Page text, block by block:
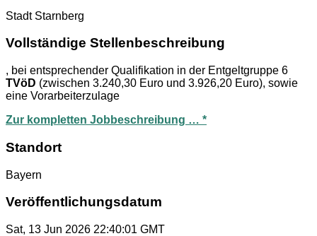
Stadt Starnberg
Vollständige Stellenbeschreibung
, bei entsprechender Qualifikation in der Entgeltgruppe 6
TVöD (zwischen 3.240,30 Euro und 3.926,20 Euro), sowie
eine Vorarbeiterzulage
Zur kompletten Jobbeschreibung … *
Standort
Bayern
Veröffentlichungsdatum
Sat, 13 Jun 2026 22:40:01 GMT